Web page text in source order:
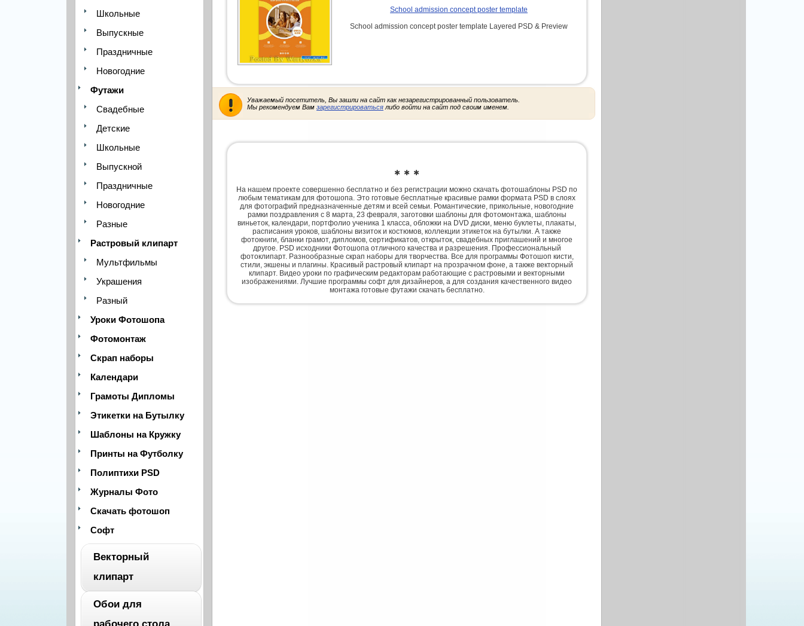
Школьные
Выпускные
Праздничные
Новогодние
Футажи
Свадебные
Детские
Школьные
Выпускной
Праздничные
Новогодние
Разные
Растровый клипарт
Мультфильмы
Украшения
Разный
Уроки Фотошопа
Фотомонтаж
Скрап наборы
Календари
Грамоты Дипломы
Этикетки на Бутылку
Шаблоны на Кружку
Принты на Футболку
Полиптихи PSD
Журналы Фото
Скачать фотошоп
Софт
Векторный
клипарт
Обои для
School admission concept poster template
School admission concept poster template Layered PSD & Preview
Уважаемый посетитель, Вы зашли на сайт как незарегистрированный пользователь.
Мы рекомендуем Вам зарегистрироваться либо войти на сайт под своим именем.
✱ ✱ ✱
На нашем проекте совершенно бесплатно и без регистрации можно скачать фотошаблоны PSD по
любым тематикам для фотошопа. Это готовые бесплатные красивые рамки формата PSD в слоях
для фотографий предназначенные детям и всей семьи. Романтические, прикольные, новогодние
рамки поздравления с 8 марта, 23 февраля, заготовки шаблоны для фотомонтажа, шаблоны
виньеток, календари, портфолио ученика 1 класса, обложки на DVD диски, меню буклеты, плакаты,
расписания уроков, шаблоны визиток и костюмов, коллекции этикеток на бутылки. А также
фотокниги, бланки грамот, дипломов, сертификатов, открыток, свадебных приглашений и многое
другое. PSD исходники Фотошопа отличного качества и разрешения. Профессиональный
фотоклипарт. Разнообразные скрап наборы для творчества. Все для программы Фотошоп кисти,
стили, экшены и плагины. Красивый растровый клипарт на прозрачном фоне, а также векторный
клипарт. Видео уроки по графическим редакторам работающие с растровыми и векторными
изображениями. Лучшие программы софт для дизайнеров, а для создания качественного видео
монтажа готовые футажи скачать бесплатно.